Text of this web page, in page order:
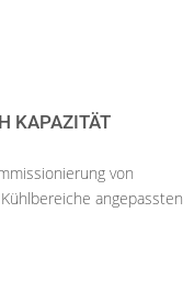
KAPAZITÄT
von
angepassten